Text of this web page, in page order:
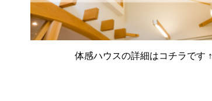
体感ハウスの詳細はコチラです ↑